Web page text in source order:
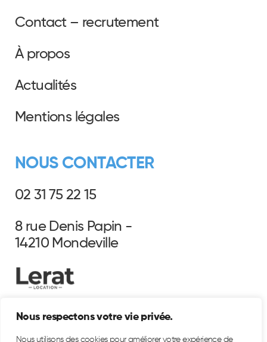
Nous respectons votre vie privée.
Nous utilisons des cookies pour améliorer votre expérience de
Contact – recrutement
À propos
Actualités
Mentions légales
NOUS CONTACTER
02 31 75 22 15
8 rue Denis Papin -
14210 Mondeville